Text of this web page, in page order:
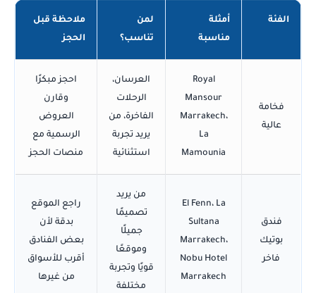
الفئة
أمثلة
مناسبة
لمن
تناسب؟
ملاحظة قبل
الحجز
فخامة
عالية
Royal
Mansour
Marrakech،
La
Mamounia
العرسان،
الرحلات
الفاخرة، من
يريد تجربة
استثنائية
احجز مبكرًا
وقارن
العروض
الرسمية مع
منصات الحجز
فندق
بوتيك
فاخر
El Fenn، La
Sultana
Marrakech،
Nobu Hotel
Marrakech
من يريد
تصميمًا
جميلًا
وموقعًا
قويًا وتجربة
مختلفة
راجع الموقع
بدقة لأن
بعض الفنادق
أقرب للأسواق
من غيرها